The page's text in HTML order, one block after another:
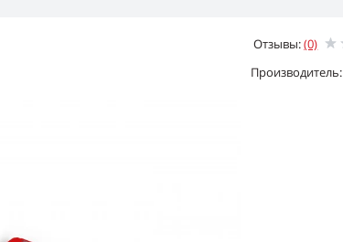
Отзывы:(0)
Производитель: